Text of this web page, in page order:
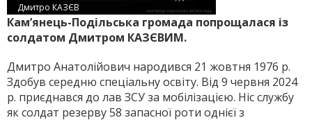
Дмитро КАЗЄВ
Кам’янець-Подільська громада попрощалася із
солдатом Дмитром КАЗЄВИМ.
Дмитро Анатолійович народився 21 жовтня 1976 р.
Здобув середню спеціальну освіту. Від 9 червня 2024
р. приєднався до лав ЗСУ за мобілізацією. Ніс службу
як солдат резерву 58 запасної роти однієї з